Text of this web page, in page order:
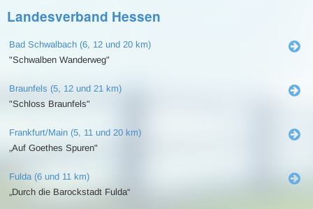
Landesverband Hessen
Bad Schwalbach (6, 12 und 20 km)
"Schwalben Wanderweg"
Braunfels (5, 12 und 21 km)
"Schloss Braunfels"
Frankfurt/Main (5, 11 und 20 km)
„Auf Goethes Spuren"
Fulda (6 und 11 km)
„Durch die Barockstadt Fulda“